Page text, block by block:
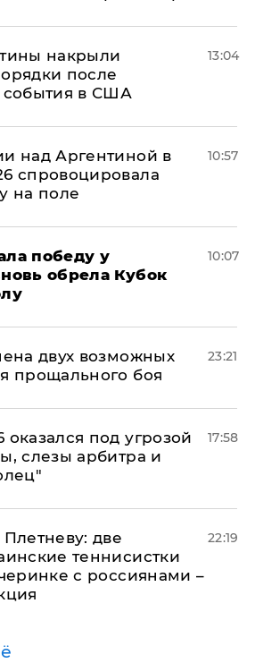
накрыли
после
события в США
13:04
над Аргентиной в
спровоцировала
на поле
10:57
победу у
обрела Кубок
10:07
двух возможных
прощального боя
23:21
под угрозой
слезы арбитра и
17:58
две
теннисистки
с россиянами –
22:19